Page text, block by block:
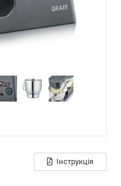
Інструкція